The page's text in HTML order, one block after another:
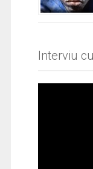
Interviu